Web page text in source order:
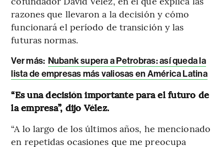
razones que llevaron a la decisión y cómo
funcionará el período de transición y las
futuras normas.
Ver más: Nubank supera a Petrobras: así queda la
lista de empresas más valiosas en América Latina
“Es una decisión importante para el futuro de
la empresa”, dijo Vélez.
“A lo largo de los últimos años, he mencionado
en repetidas ocasiones que me preocupa